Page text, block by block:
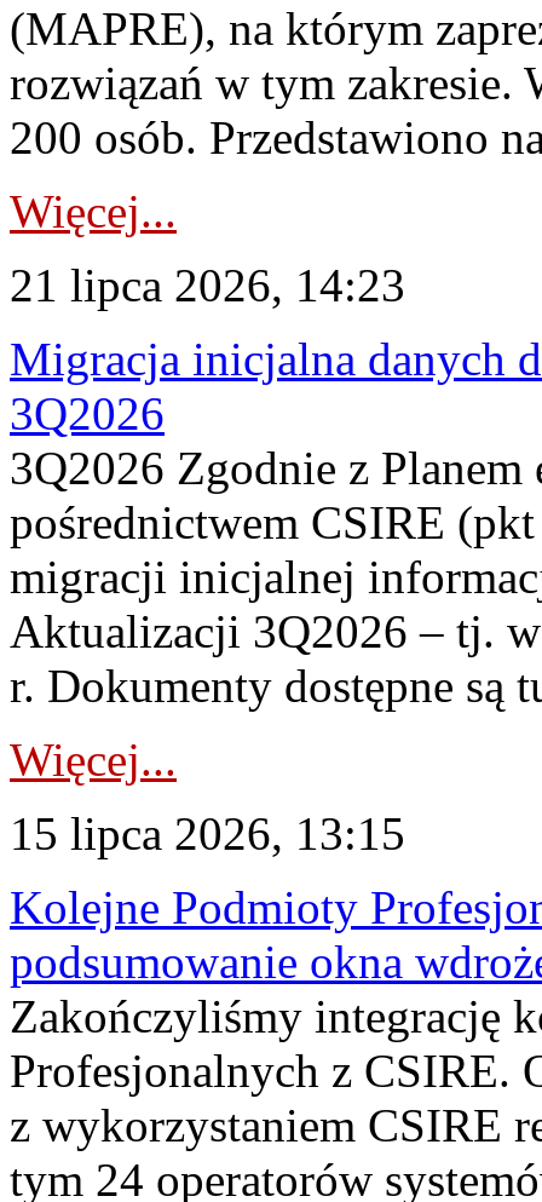
(MAPRE), na którym
rozwiązań w tym zakresie.
200 osób. Przedstawiono
Więcej...
21 lipca 2026, 14:23
Migracja inicjalna danych
3Q2026
3Q2026 Zgodnie z
pośrednictwem CSIRE
migracji inicjalnej
Aktualizacji 3Q2026 – tj.
r. Dokumenty dostępne są
Więcej...
15 lipca 2026, 13:15
Kolejne Podmioty
podsumowanie okna
Zakończyliśmy integrację
Profesjonalnych z CSIRE.
z wykorzystaniem CSIRE
tym 24 operatorów